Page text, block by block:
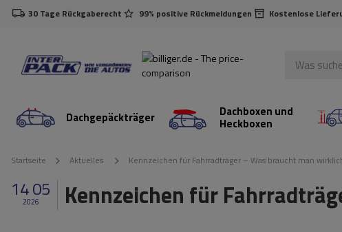
30 Tage Rückgaberecht 99% positive Rückmeldungen Kostenlose
Dachgepäckträger Dachboxen und
Heckboxen
Startseite Aktuelles Kennzeichen für Fahrradträger – Was braucht man
14 05
2026 Kennzeichen für